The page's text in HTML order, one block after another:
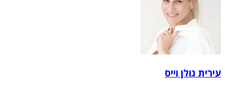
עירית גולן וייס